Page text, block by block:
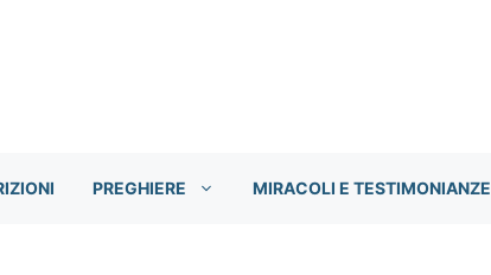
PREGHIERE MIRACOLI E TESTIMONIANZE